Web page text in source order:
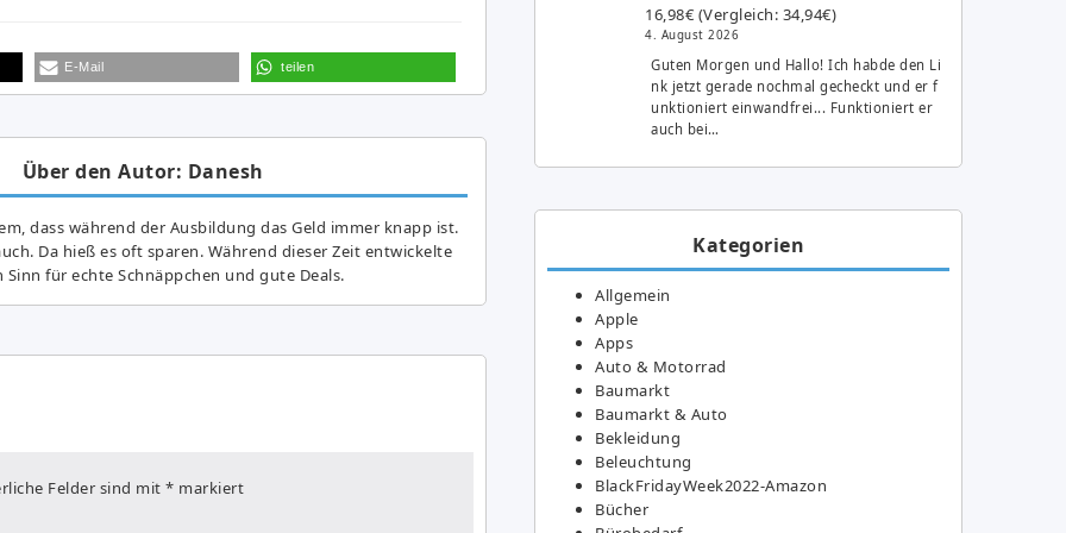
E-Mail teilen
Über den Autor: Danesh
dass während der Ausbildung das Geld immer knapp ist.
Da hieß es oft sparen. Während dieser Zeit entwickelte
für echte Schnäppchen und gute Deals.
Felder sind mit * markiert
16,98€ (Vergleich: 34,94€)
4. August 2026
Guten Morgen und Hallo! Ich habde den Li
nk jetzt gerade nochmal gecheckt und er f
unktioniert einwandfrei... Funktioniert er
auch bei…
Kategorien
Allgemein
Apple
Apps
Auto & Motorrad
Baumarkt
Baumarkt & Auto
Bekleidung
Beleuchtung
BlackFridayWeek2022-Amazon
Bücher